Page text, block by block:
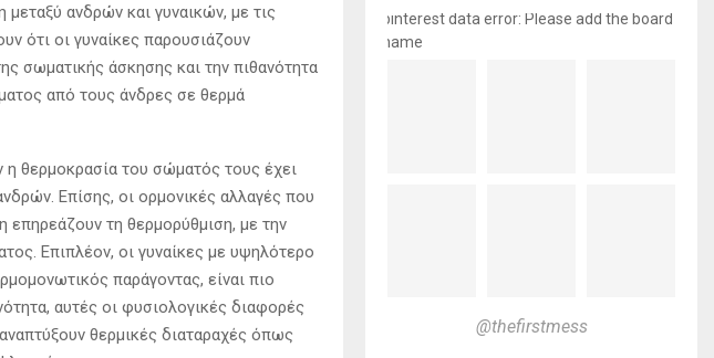
ανδρών και γυναικών, με τις
ότι οι γυναίκες παρουσιάζουν
σωματικής άσκησης και την πιθανότητα
από τους άνδρες σε θερμά
η θερμοκρασία του σώματός τους έχει
Επίσης, οι ορμονικές αλλαγές που
επηρεάζουν τη θερμορύθμιση, με την
Επιπλέον, οι γυναίκες με υψηλότερο
παράγοντας, είναι πιο
αυτές οι φυσιολογικές διαφορές
θερμικές διαταραχές όπως
pinterest data error: Please add the board
name
@thefirstmess